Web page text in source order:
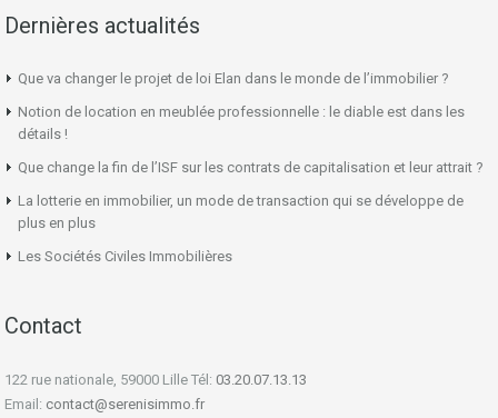
Dernières actualités
Que va changer le projet de loi Elan dans le monde de l’immobilier ?
Notion de location en meublée professionnelle : le diable est dans les
détails !
Que change la fin de l’ISF sur les contrats de capitalisation et leur attrait ?
La lotterie en immobilier, un mode de transaction qui se développe de
plus en plus
Les Sociétés Civiles Immobilières
Contact
122 rue nationale, 59000 Lille Tél: 03.20.07.13.13
Email: contact@serenisimmo.fr